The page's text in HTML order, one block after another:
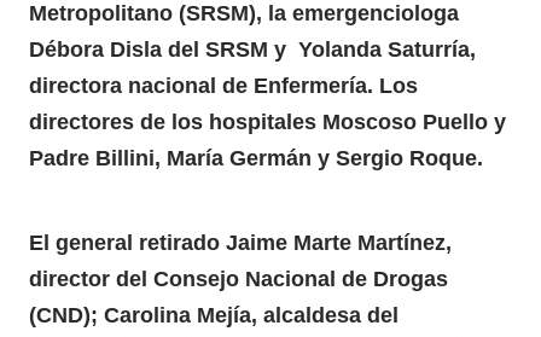
Metropolitano (SRSM), la emergenciologa
Débora Disla del SRSM y Yolanda Saturría,
directora nacional de Enfermería. Los
directores de los hospitales Moscoso Puello y
Padre Billini, María Germán y Sergio Roque.
El general retirado Jaime Marte Martínez,
director del Consejo Nacional de Drogas
(CND); Carolina Mejía, alcaldesa del